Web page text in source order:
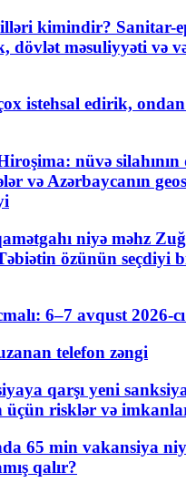
kimindir? Sanitar-
dövlət məsuliyyəti və
istehsal edirik,
nüvə silahının
və Azərbaycanın
niyə məhz
özünün seçdiyi
6–7 avqust 2026-
telefon zəngi
qarşı yeni
üçün risklər və
65 min vakansiya
qalır?